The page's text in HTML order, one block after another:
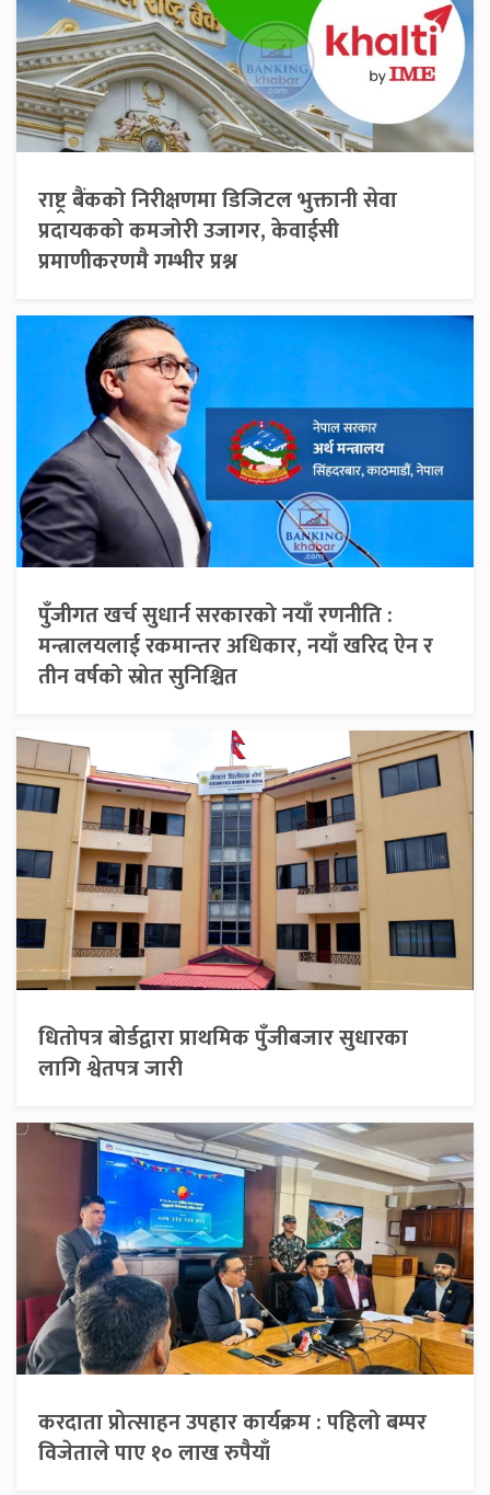
राष्ट्र बैंकको निरीक्षणमा डिजिटल भुक्तानी सेवा
प्रदायकको कमजोरी उजागर, केवाईसी
प्रमाणीकरणमै गम्भीर प्रश्न
पुँजीगत खर्च सुधार्न सरकारको नयाँ रणनीति :
मन्त्रालयलाई रकमान्तर अधिकार, नयाँ खरिद ऐन र
तीन वर्षको स्रोत सुनिश्चित
धितोपत्र बोर्डद्वारा प्राथमिक पुँजीबजार सुधारका
लागि श्वेतपत्र जारी
करदाता प्रोत्साहन उपहार कार्यक्रम : पहिलो बम्पर
विजेताले पाए १० लाख रुपैयाँ